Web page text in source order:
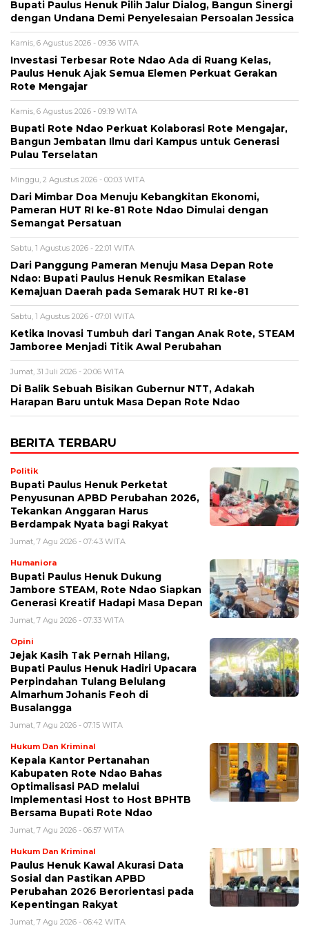
Bupati Paulus Henuk Pilih Jalur Dialog, Bangun Sinergi
dengan Undana Demi Penyelesaian Persoalan Jessica
Kamis, 6 Agustus 2026 - 09:36 WITA
Investasi Terbesar Rote Ndao Ada di Ruang Kelas,
Paulus Henuk Ajak Semua Elemen Perkuat Gerakan
Rote Mengajar
Kamis, 6 Agustus 2026 - 09:19 WITA
Bupati Rote Ndao Perkuat Kolaborasi Rote Mengajar,
Bangun Jembatan Ilmu dari Kampus untuk Generasi
Pulau Terselatan
Minggu, 2 Agustus 2026 - 00:03 WITA
Dari Mimbar Doa Menuju Kebangkitan Ekonomi,
Pameran HUT RI ke-81 Rote Ndao Dimulai dengan
Semangat Persatuan
Sabtu, 1 Agustus 2026 - 22:01 WITA
Dari Panggung Pameran Menuju Masa Depan Rote
Ndao: Bupati Paulus Henuk Resmikan Etalase
Kemajuan Daerah pada Semarak HUT RI ke-81
Sabtu, 1 Agustus 2026 - 07:01 WITA
Ketika Inovasi Tumbuh dari Tangan Anak Rote, STEAM
Jamboree Menjadi Titik Awal Perubahan
Jumat, 31 Juli 2026 - 20:06 WITA
Di Balik Sebuah Bisikan Gubernur NTT, Adakah
Harapan Baru untuk Masa Depan Rote Ndao
BERITA TERBARU
Politik
Bupati Paulus Henuk Perketat
Penyusunan APBD Perubahan 2026,
Tekankan Anggaran Harus
Berdampak Nyata bagi Rakyat
Jumat, 7 Agu 2026 - 07:43 WITA
Humaniora
Bupati Paulus Henuk Dukung
Jambore STEAM, Rote Ndao Siapkan
Generasi Kreatif Hadapi Masa Depan
Jumat, 7 Agu 2026 - 07:33 WITA
Opini
Jejak Kasih Tak Pernah Hilang,
Bupati Paulus Henuk Hadiri Upacara
Perpindahan Tulang Belulang
Almarhum Johanis Feoh di
Busalangga
Jumat, 7 Agu 2026 - 07:15 WITA
Hukum Dan Kriminal
Kepala Kantor Pertanahan
Kabupaten Rote Ndao Bahas
Optimalisasi PAD melalui
Implementasi Host to Host BPHTB
Bersama Bupati Rote Ndao
Jumat, 7 Agu 2026 - 06:57 WITA
Hukum Dan Kriminal
Paulus Henuk Kawal Akurasi Data
Sosial dan Pastikan APBD
Perubahan 2026 Berorientasi pada
Kepentingan Rakyat
Jumat, 7 Agu 2026 - 06:42 WITA